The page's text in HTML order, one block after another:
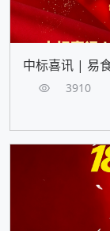
中标喜讯 | 易
3910